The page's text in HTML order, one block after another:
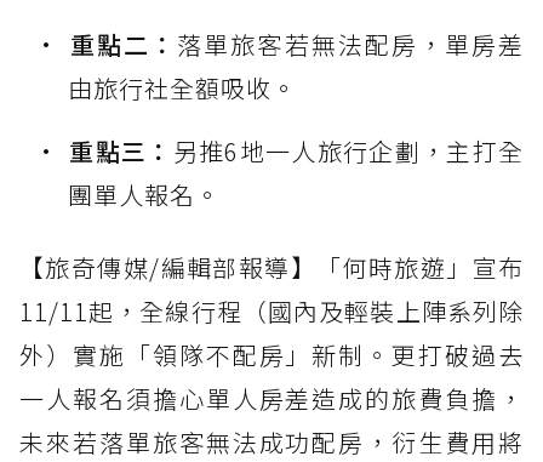
重點二： 落單旅客若無法配房，單房差
由旅行社全額吸收。
重點三： 另推6地一人旅行企劃，主打全
團單人報名。
【旅奇傳媒/編輯部報導】「何時旅遊」宣布
11/11起，全線行程（國內及輕裝上陣系列除
外）實施「領隊不配房」新制。更打破過去
一人報名須擔心單人房差造成的旅費負擔，
未來若落單旅客無法成功配房，衍生費用將